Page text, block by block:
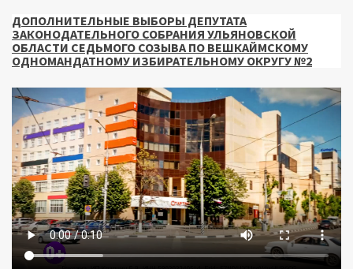
ДОПОЛНИТЕЛЬНЫЕ ВЫБОРЫ ДЕПУТАТА
ЗАКОНОДАТЕЛЬНОГО СОБРАНИЯ УЛЬЯНОВСКОЙ
ОБЛАСТИ СЕДЬМОГО СОЗЫВА ПО ВЕШКАЙМСКОМУ
ОДНОМАНДАТНОМУ ИЗБИРАТЕЛЬНОМУ ОКРУГУ №2